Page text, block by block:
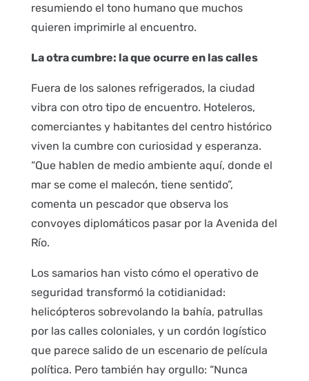
resumiendo el tono humano que muchos
quieren imprimirle al encuentro.
La otra cumbre: la que ocurre en las calles
Fuera de los salones refrigerados, la ciudad
vibra con otro tipo de encuentro. Hoteleros,
comerciantes y habitantes del centro histórico
viven la cumbre con curiosidad y esperanza.
“Que hablen de medio ambiente aquí, donde el
mar se come el malecón, tiene sentido”,
comenta un pescador que observa los
convoyes diplomáticos pasar por la Avenida del
Río.
Los samarios han visto cómo el operativo de
seguridad transformó la cotidianidad:
helicópteros sobrevolando la bahía, patrullas
por las calles coloniales, y un cordón logístico
que parece salido de un escenario de película
política. Pero también hay orgullo: “Nunca